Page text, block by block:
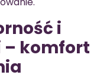
i
– komfort